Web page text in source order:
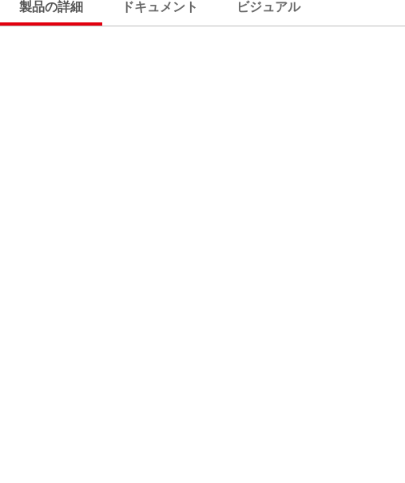
製品の詳細 ドキュメント ビジュアル